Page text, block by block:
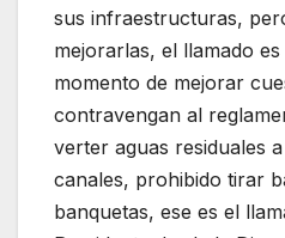
sus infraestructuras,
mejorarlas, el llamado
momento de mejorar
contravengan al
verter aguas residuales
canales, prohibido tirar
banquetas, ese es el